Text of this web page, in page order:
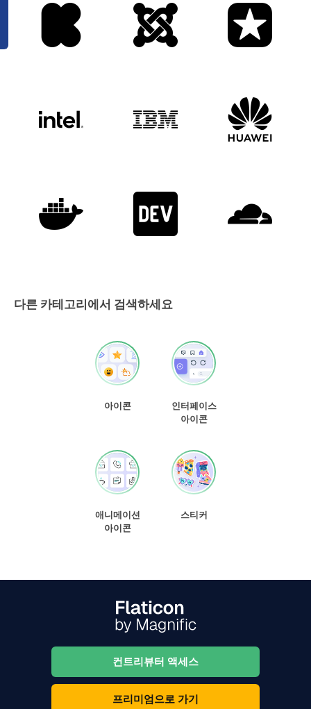
다른 카테고리에서 검색하세요
아이콘
인터페이스
아이콘
애니메이션
아이콘
스티커
컨트리뷰터 액세스
프리미엄으로 가기